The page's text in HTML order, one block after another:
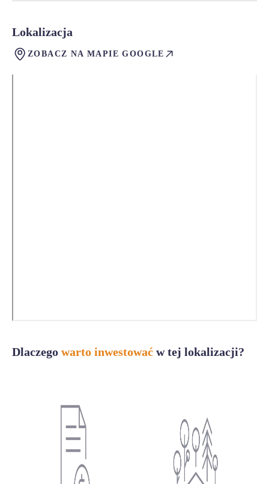
Lokalizacja
ZOBACZ NA MAPIE GOOGLE
Dlaczego warto inwestować w tej lokalizacji?